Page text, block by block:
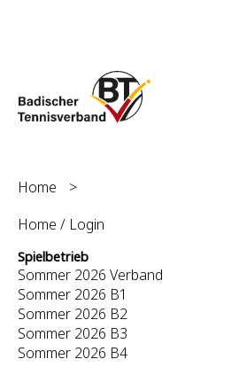
Home
>
Home / Login
Spielbetrieb
Sommer 2026 Verband
Sommer 2026 B1
Sommer 2026 B2
Sommer 2026 B3
Sommer 2026 B4